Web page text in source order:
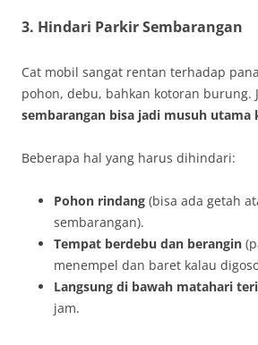
3. Hindari Parkir Sembarangan
Cat mobil sangat rentan terhadap
pohon, debu, bahkan kotoran burung.
sembarangan bisa jadi musuh
Beberapa hal yang harus dihindari:
Pohon rindang (bisa ada getah
sembarangan).
Tempat berdebu dan berangin
menempel dan baret kalau
Langsung di bawah matahari
jam.